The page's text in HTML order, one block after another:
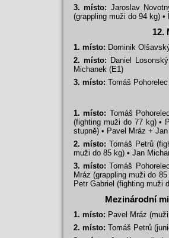
3. místo: Jaroslav
(grappling muži do 94 kg)
12.
1. místo: Dominik
2. místo: Daniel
Michanek (E1)
3. místo: Tomáš
1. místo: Tomáš
(fighting muži do 77 kg) •
stupně) • Pavel Mráz +
2. místo: Tomáš Petrů
muži do 85 kg) • Jan
3. místo: Tomáš
Mráz (grappling muži do
Petr Gabriel (fighting muži
Mezinárodní
1. místo: Pavel Mráz
2. místo: Tomáš Petrů